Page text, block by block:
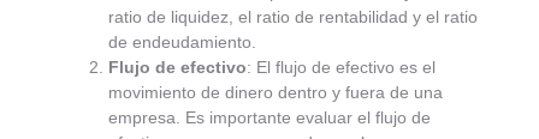
ratio de liquidez, el ratio de rentabilidad y el ratio
de endeudamiento.
Flujo de efectivo: El flujo de efectivo es el
movimiento de dinero dentro y fuera de una
empresa. Es importante evaluar el flujo de